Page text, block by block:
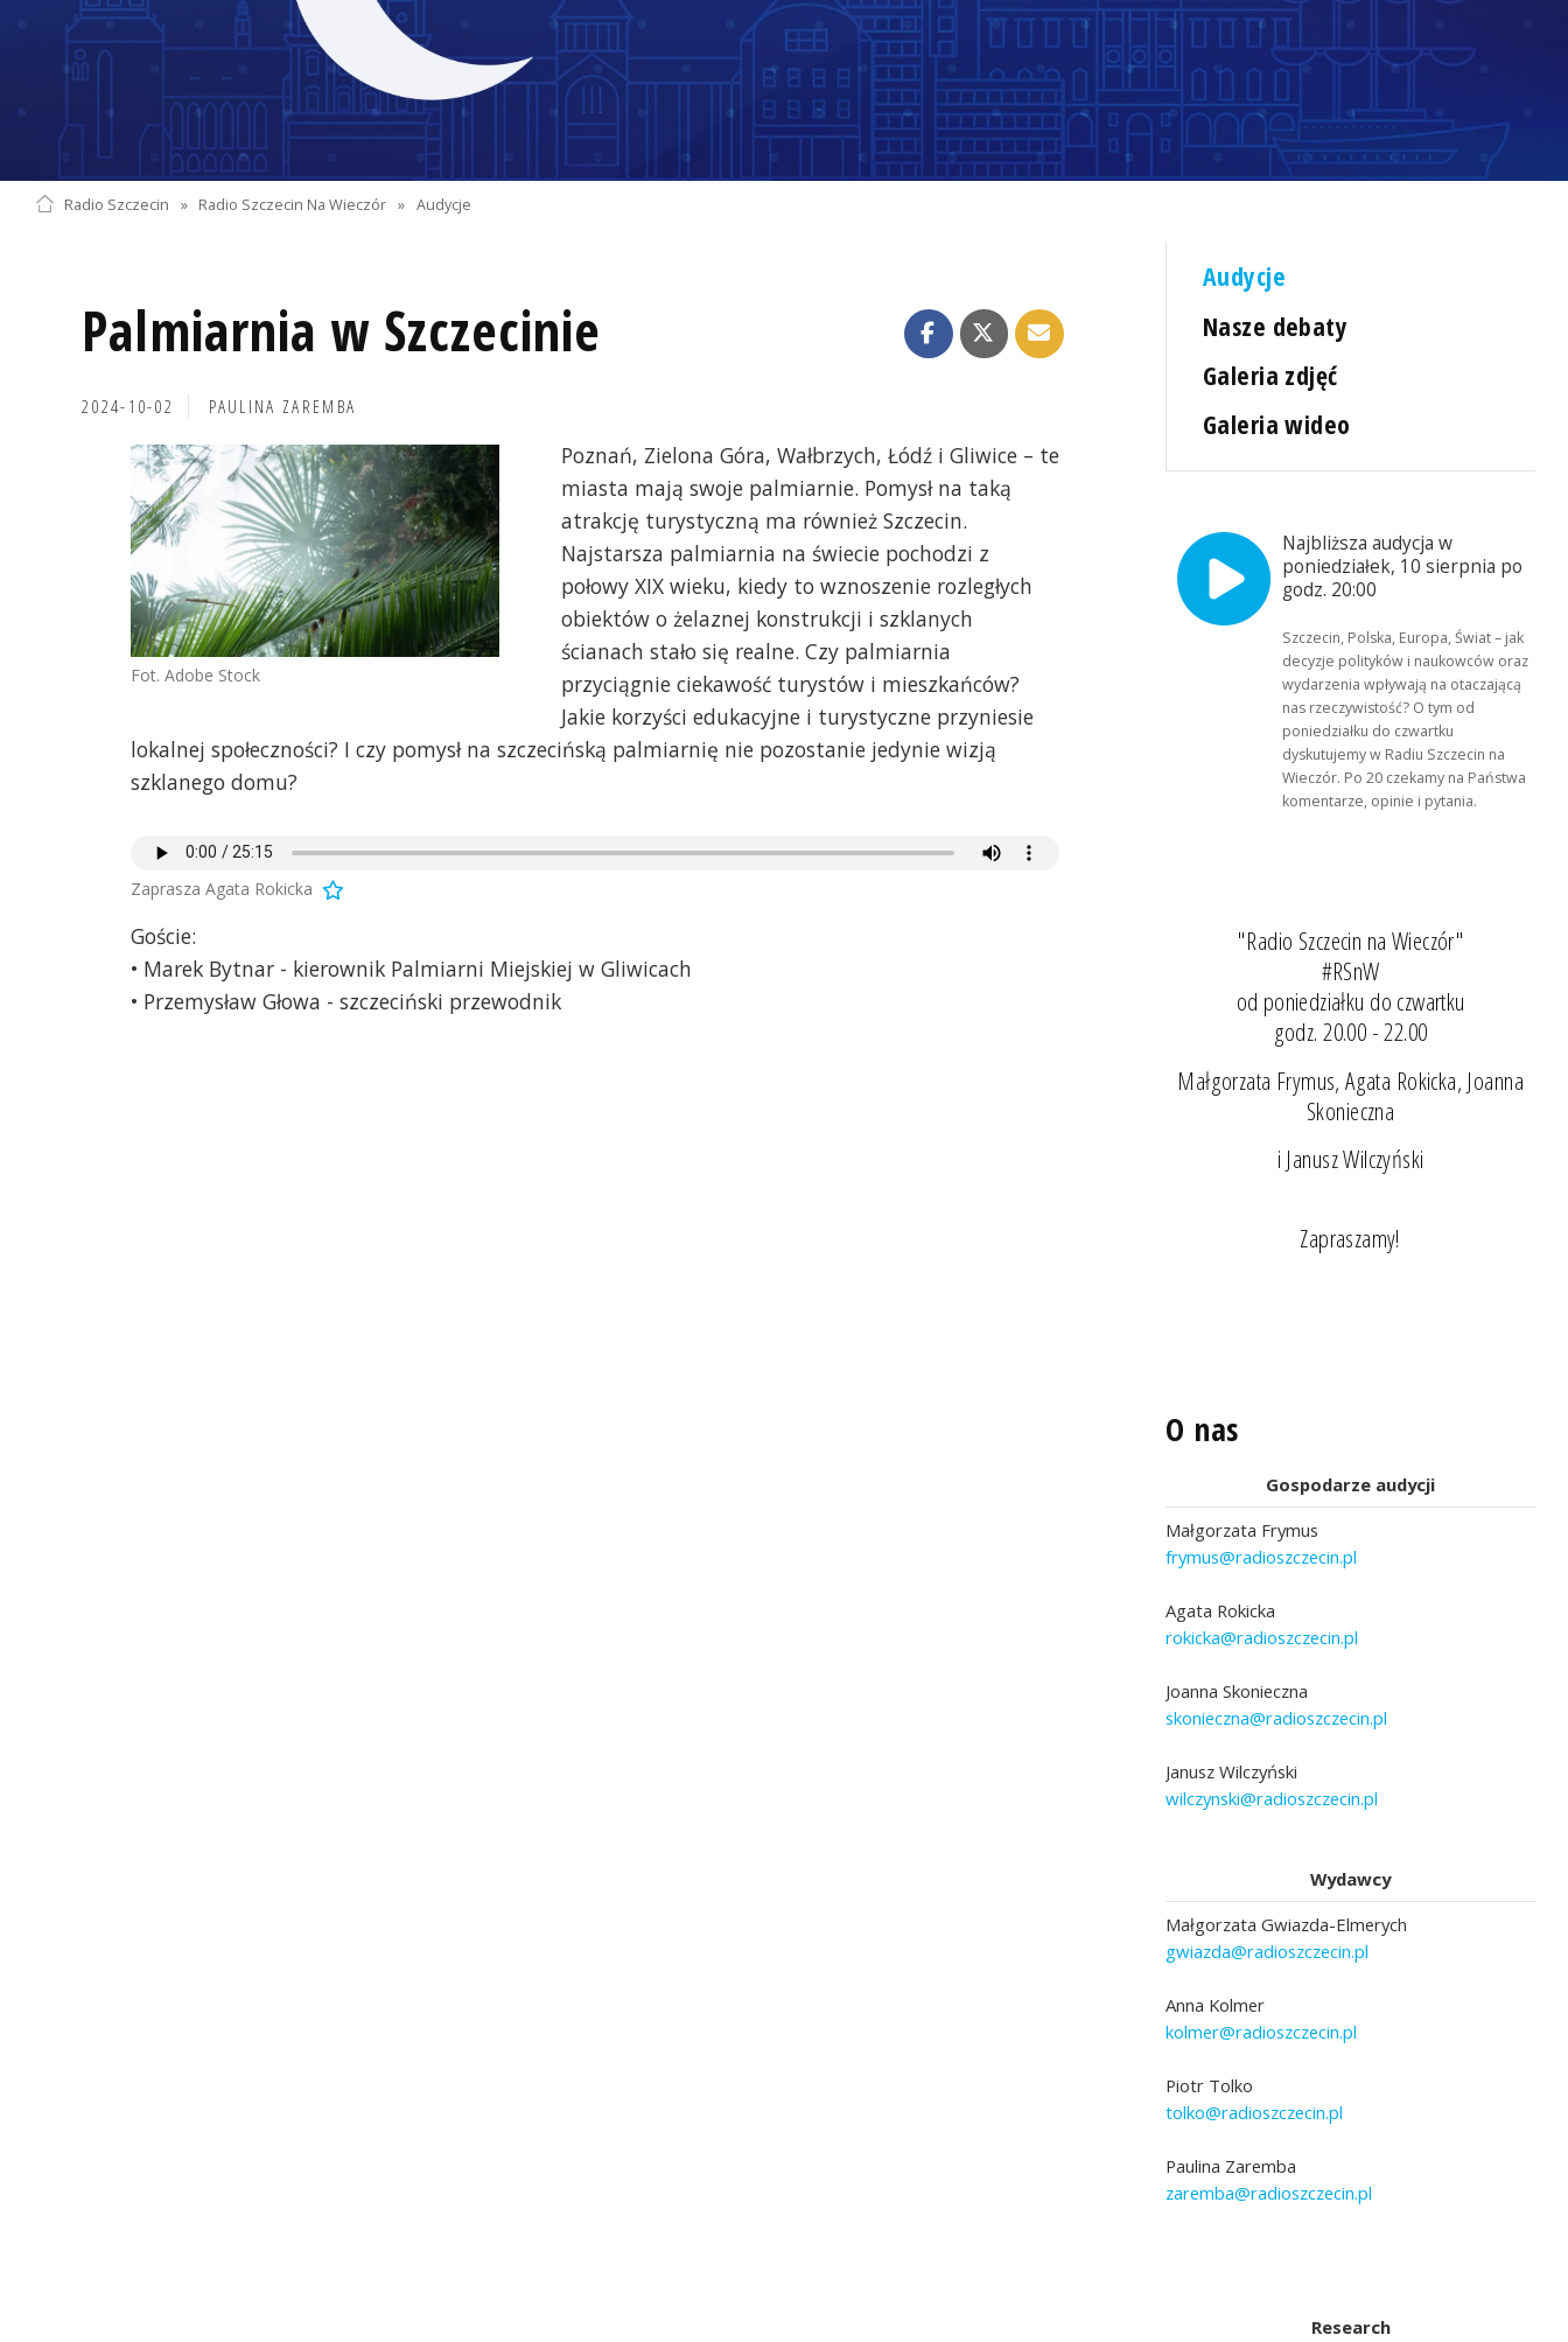
Radio Szczecin » Radio Szczecin Na Wieczór » Audycje
Palmiarnia w Szczecinie
2024-10-02 PAULINA ZAREMBA
Fot. Adobe Stock
Poznań, Zielona Góra, Wałbrzych, Łódź i Gliwice – te
miasta mają swoje palmiarnie. Pomysł na taką
atrakcję turystyczną ma również Szczecin.
Najstarsza palmiarnia na świecie pochodzi z
połowy XIX wieku, kiedy to wznoszenie rozległych
obiektów o żelaznej konstrukcji i szklanych
ścianach stało się realne. Czy palmiarnia
przyciągnie ciekawość turystów i mieszkańców?
Jakie korzyści edukacyjne i turystyczne przyniesie
lokalnej społeczności? I czy pomysł na szczecińską palmiarnię nie pozostanie jedynie wizją
szklanego domu?
Zaprasza Agata Rokicka
Goście:
• Marek Bytnar - kierownik Palmiarni Miejskiej w Gliwicach
• Przemysław Głowa - szczeciński przewodnik
Audycje
Nasze debaty
Galeria zdjęć
Galeria wideo
Najbliższa audycja w
poniedziałek, 10 sierpnia po
godz. 20:00
Szczecin, Polska, Europa, Świat – jak
decyzje polityków i naukowców oraz
wydarzenia wpływają na otaczającą
nas rzeczywistość? O tym od
poniedziałku do czwartku
dyskutujemy w Radiu Szczecin na
Wieczór. Po 20 czekamy na Państwa
komentarze, opinie i pytania.
"Radio Szczecin na Wieczór"
#RSnW
od poniedziałku do czwartku
godz. 20.00 - 22.00
Małgorzata Frymus, Agata Rokicka, Joanna
Skonieczna
i Janusz Wilczyński
Zapraszamy!
O nas
Gospodarze audycji
Małgorzata Frymus
frymus@radioszczecin.pl
Agata Rokicka
rokicka@radioszczecin.pl
Joanna Skonieczna
skonieczna@radioszczecin.pl
Janusz Wilczyński
wilczynski@radioszczecin.pl
Wydawcy
Małgorzata Gwiazda-Elmerych
gwiazda@radioszczecin.pl
Anna Kolmer
kolmer@radioszczecin.pl
Piotr Tolko
tolko@radioszczecin.pl
Paulina Zaremba
zaremba@radioszczecin.pl
Research